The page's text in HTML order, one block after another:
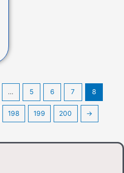
… 5 6 7 8
198 199 200 →